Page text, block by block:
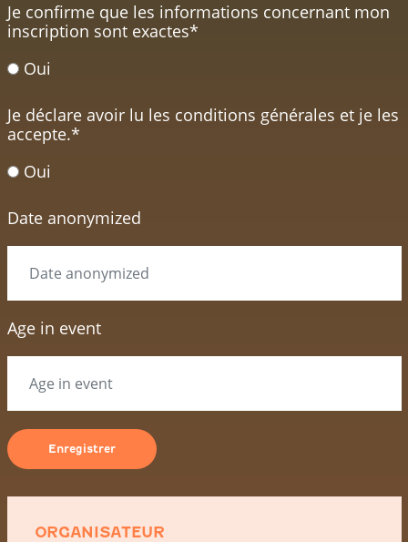
Je confirme que les informations concernant mon
inscription sont exactes*
Oui
Je déclare avoir lu les conditions générales et je les
accepte.*
Oui
Date anonymized
Age in event
ORGANISATEUR